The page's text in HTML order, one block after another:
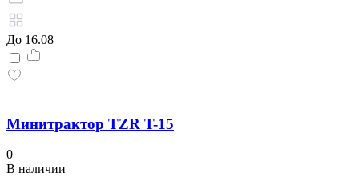
До 16.08
Минитрактор TZR T-15
0
В наличии